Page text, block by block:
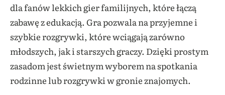
dla fanów lekkich gier familijnych, które łączą
zabawę z edukacją. Gra pozwala na przyjemne i
szybkie rozgrywki, które wciągają zarówno
młodszych, jak i starszych graczy. Dzięki prostym
zasadom jest świetnym wyborem na spotkania
rodzinne lub rozgrywki w gronie znajomych.